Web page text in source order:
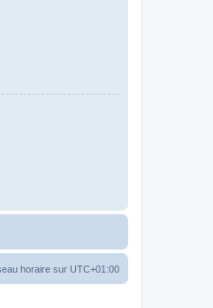
horaire sur UTC+01:00